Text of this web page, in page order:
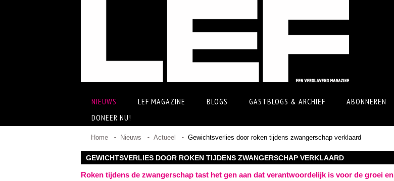
NIEUWS LEF MAGAZINE BLOGS GASTBLOGS & ARCHIEF ABONNEREN
DONEER NU!
Home Nieuws Actueel Gewichtsverlies door roken tijdens zwangerschap verklaard
GEWICHTSVERLIES DOOR ROKEN TIJDENS ZWANGERSCHAP VERKLAARD
Roken tijdens de zwangerschap tast het gen aan dat verantwoordelijk is voor de groei en